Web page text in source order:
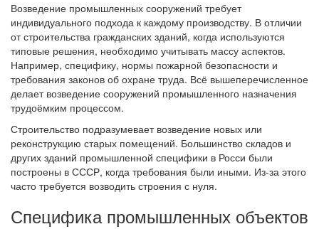
Возведение промышленных сооружений требует
индивидуального подхода к каждому производству. В отличии
от строительства гражданских зданий, когда используются
типовые решения, необходимо учитывать массу аспектов.
Например, специфику, нормы пожарной безопасности и
требования законов об охране труда. Всё вышеперечисленное
делает возведение сооружений промышленного назначения
трудоёмким процессом.
Строительство подразумевает возведение новых или
реконструкцию старых помещений. Большинство складов и
других зданий промышленной специфики в Росси были
построены в СССР, когда требования были иными. Из-за этого
часто требуется возводить строения с нуля.
Специфика промышленных объектов